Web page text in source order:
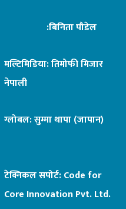
:बिनिता पौडेल
मल्टिमिडिया: तिमोफी मिजार
नेपाली
ग्लोबल: सुम्मा थापा (जापान)
टेक्निकल सपोर्ट:Code for
Core Innovation Pvt. Ltd.